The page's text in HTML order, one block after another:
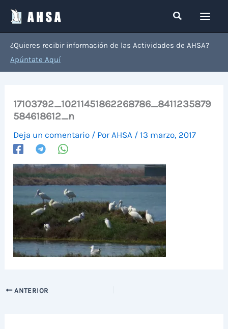
contenido
Buscar
¿Quieres recibir información de las Actividades de AHSA?
Apúntate Aquí
17103792_10211451862268786_8411235879
584618612_n
Deja un comentario / Por AHSA /13 marzo, 2017
ANTERIOR